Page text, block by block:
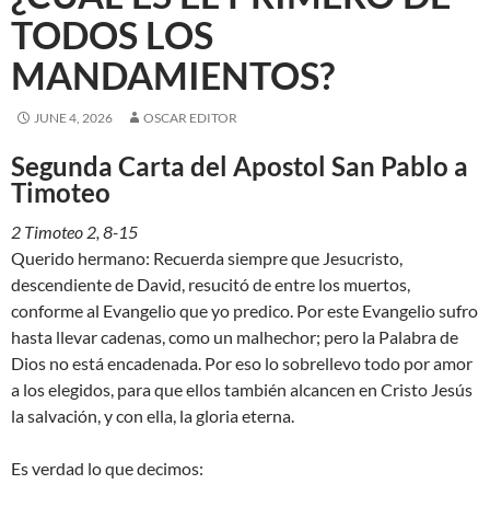
TODOS LOS
MANDAMIENTOS?
JUNE 4, 2026 OSCAR EDITOR
Segunda Carta del Apostol San Pablo a
Timoteo
2 Timoteo 2, 8-15
Querido hermano: Recuerda siempre que Jesucristo,
descendiente de David, resucitó de entre los muertos,
conforme al Evangelio que yo predico. Por este Evangelio sufro
hasta llevar cadenas, como un malhechor; pero la Palabra de
Dios no está encadenada. Por eso lo sobrellevo todo por amor
a los elegidos, para que ellos también alcancen en Cristo Jesús
la salvación, y con ella, la gloria eterna.
Es verdad lo que decimos: